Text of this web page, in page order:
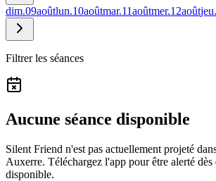
dim.09aoûtlun.10aoûtmar.11aoûtmer.12aoûtjeu.
Filtrer les séances
Aucune séance disponible
Silent Friend n'est pas actuellement projeté
Auxerre. Téléchargez l'app pour être alerté dès
disponible.